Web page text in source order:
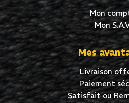
Mon
Mon
Mes
Livraison
Paiement
Satisfait ou